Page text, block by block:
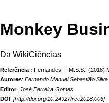
Monkey
Da WikiCiências
Referência : Fernandes, F.M.S.S., (2018)
Autores: Fernando Manuel Sebastião
Editor: José Ferreira Gomes
DOI: [http://doi.org/10.24927/rce2018.006]